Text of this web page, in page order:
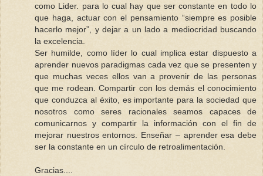
como Lider. para lo cual hay que ser constante en todo lo
que haga, actuar con el pensamiento “siempre es posible
hacerlo mejor”, y dejar a un lado a mediocridad buscando
la excelencia.
Ser humilde, como líder lo cual implica estar dispuesto a
aprender nuevos paradigmas cada vez que se presenten y
que muchas veces ellos van a provenir de las personas
que me rodean. Compartir con los demás el conocimiento
que conduzca al éxito, es importante para la sociedad que
nosotros como seres racionales seamos capaces de
comunicarnos y compartir la información con el fin de
mejorar nuestros entornos. Enseñar – aprender esa debe
ser la constante en un círculo de retroalimentación.
Gracias....